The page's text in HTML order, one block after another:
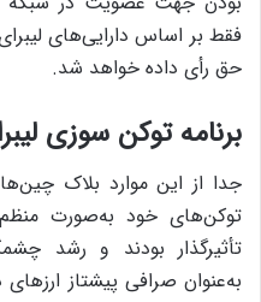
فقط بر اساس دارایی‌های
حق رأی داده خواهد شد.
برنامه توکن سوزی
جدا از این موارد بلاک
توکن‌های خود به‌صورت
تأثیرگذار بودند و رشد